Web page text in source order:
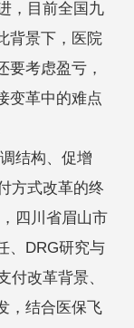
，目前全国九
背景下，医院
要考虑盈亏，
变革中的难点
结构、促增
方式改革的终
四川省眉山市
、DRG研究与
付改革背景、
，结合医保飞